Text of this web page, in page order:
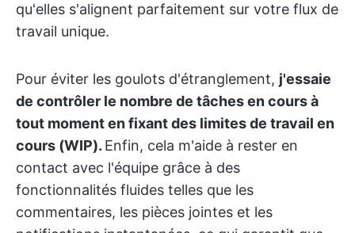
qu'elles s'alignent parfaitement sur votre flux de
travail unique.
Pour éviter les goulots d'étranglement, j'essaie
de contrôler le nombre de tâches en cours à
tout moment en fixant des limites de travail en
cours (WIP). Enfin, cela m'aide à rester en
contact avec l'équipe grâce à des
fonctionnalités fluides telles que les
commentaires, les pièces jointes et les